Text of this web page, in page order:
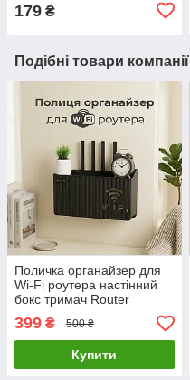
179 ₴
Подібні товари компанії
Поличка органайзер для
Wi-Fi роутера настінний
бокс тримач Router
Storage Box Black
399 ₴ 500 ₴
Купити